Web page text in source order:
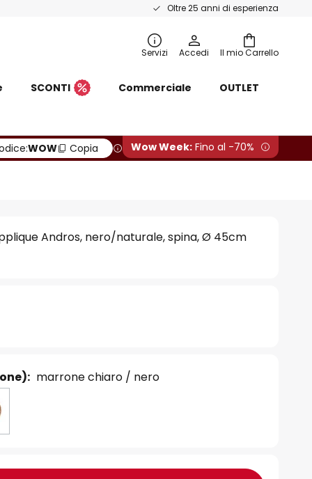
Oltre 25 anni di esperienza
Il mio Carrello
Servizi Accedi
SCONTI Commerciale OUTLET
WOW Copia Wow Week: Fino al -70%
Andros, nero/naturale, spina, Ø 45cm
marrone chiaro / nero